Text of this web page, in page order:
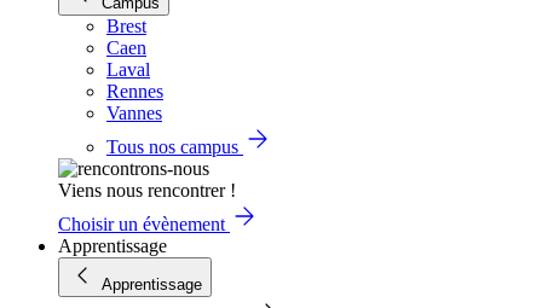
Brest
Caen
Laval
Rennes
Vannes
Tous nos campus
Viens nous rencontrer !
Choisir un évènement
Apprentissage
Apprentissage